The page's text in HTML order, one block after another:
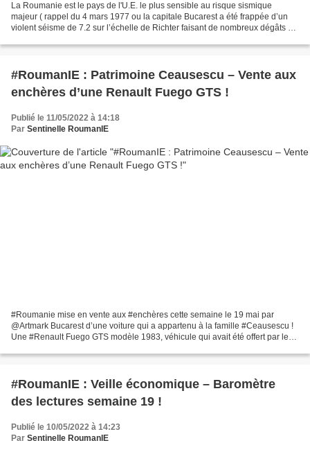
La Roumanie est le pays de l'U.E. le plus sensible au risque sismique
majeur ( rappel du 4 mars 1977 ou la capitale Bucarest a été frappée d’un
violent séisme de 7.2 sur l’échelle de Richter faisant de nombreux dégâts et
#RoumanIE : Patrimoine Ceausescu – Vente aux
enchères d’une Renault Fuego GTS !
Publié le 11/05/2022 à 14:18
Par Sentinelle RoumanIE
#Roumanie mise en vente aux #enchères cette semaine le 19 mai par
@Artmark Bucarest d’une voiture qui a appartenu à la famille #Ceausescu !
Une #Renault Fuego GTS modèle 1983, véhicule qui avait été offert par les
#RoumanIE : Veille économique – Baromètre
des lectures semaine 19 !
Publié le 10/05/2022 à 14:23
Par Sentinelle RoumanIE